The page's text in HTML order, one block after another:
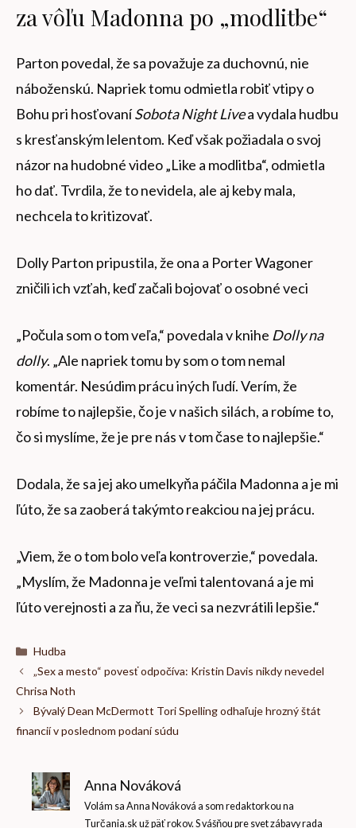
za vôľu Madonna po „modlitbe“
Parton povedal, že sa považuje za duchovnú, nie
náboženskú. Napriek tomu odmietla robiť vtipy o
Bohu pri hosťovaníSobota Night Livea vydala hudbu
s kresťanským lelentom. Keď však požiadala o svoj
názor na hudobné video „Like a modlitba“, odmietla
ho dať. Tvrdila, že to nevidela, ale aj keby mala,
nechcela to kritizovať.
Dolly Parton pripustila, že ona a Porter Wagoner
zničili ich vzťah, keď začali bojovať o osobné veci
„Počula som o tom veľa,“ povedala v knihe Dolly na
dolly. „Ale napriek tomu by som o tom nemal
komentár. Nesúdim prácu iných ľudí. Verím, že
robíme to najlepšie, čo je v našich silách, a robíme to,
čo si myslíme, že je pre nás v tom čase to najlepšie.“
Dodala, že sa jej ako umelkyňa páčila Madonna a je mi
ľúto, že sa zaoberá takýmto reakciou na jej prácu.
„Viem, že o tom bolo veľa kontroverzie,“ povedala.
„Myslím, že Madonna je veľmi talentovaná a je mi
ľúto verejnosti a za ňu, že veci sa nezvrátili lepšie.“
Kategórie
Hudba
„Sex a mesto“ povesť odpočíva: Kristin Davis nikdy nevedel
Chrisa Noth
Bývalý Dean McDermott Tori Spelling odhaľuje hrozný štát
financií v poslednom podaní súdu
Anna Nováková
Volám sa Anna Nováková a som redaktorkou na
Turčania.sk už päť rokov. S vášňou pre svet zábavy rada